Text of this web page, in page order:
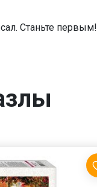
Станьте первым!